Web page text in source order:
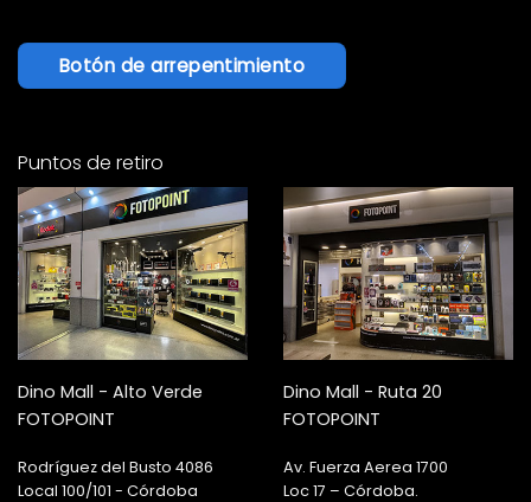
Botón de arrepentimiento
Puntos de retiro
Dino Mall - Alto Verde
FOTOPOINT
Rodríguez del Busto 4086
Local 100/101 - Córdoba
Dino Mall - Ruta 20
FOTOPOINT
Av. Fuerza Aerea 1700
Loc 17 – Córdoba.